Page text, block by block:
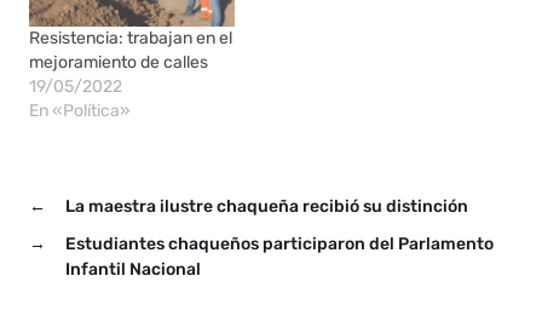
Resistencia: trabajan en el
mejoramiento de calles
19/05/2022
En «Política»
←
La maestra ilustre chaqueña recibió su distinción
→
Estudiantes chaqueños participaron del Parlamento
Infantil Nacional